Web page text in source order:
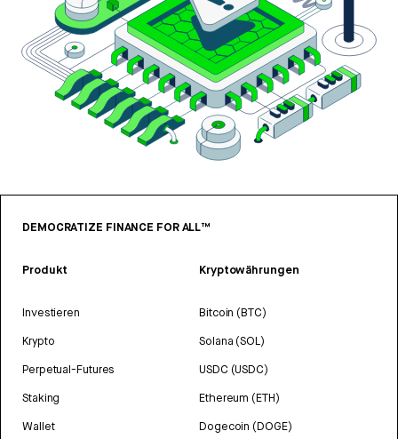
DEMOCRATIZE FINANCE FOR ALL™
Produkt
Investieren
Krypto
Perpetual-Futures
Staking
Wallet
Kryptowährungen
Bitcoin (BTC)
Solana (SOL)
USDC (USDC)
Ethereum (ETH)
Dogecoin (DOGE)